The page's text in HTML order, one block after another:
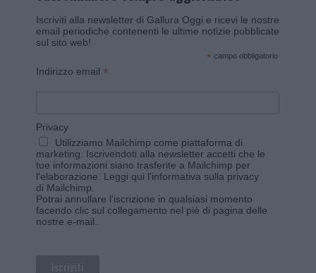
Iscriviti alla newsletter di Gallura Oggi e ricevi le nostre
email periodiche contenenti le ultime notizie pubblicate
sul sito web!
* campo obbligatorio
Indirizzo email *
Privacy
Utilizziamo Mailchimp come piattaforma di
marketing. Iscrivendoti alla newsletter accetti che le
tue informazioni siano trasferite a Mailchimp per
l'elaborazione. Leggi qui l'informativa sulla privacy
di Mailchimp.
Potrai annullare l'iscrizione in qualsiasi momento
facendo clic sul collegamento nel piè di pagina delle
nostre e-mail.